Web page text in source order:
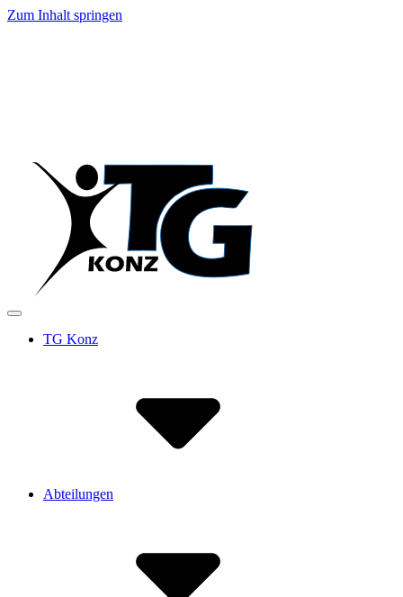
Zum Inhalt springen
TG Konz
Abteilungen